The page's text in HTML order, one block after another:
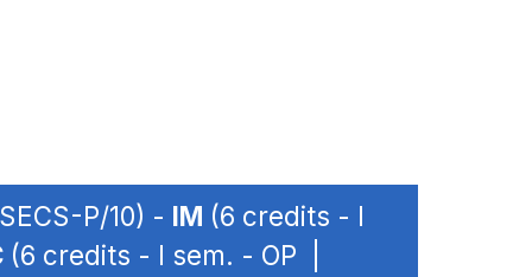
P/10) - IM (6 credits - I
(6 credits - I sem. - OP |